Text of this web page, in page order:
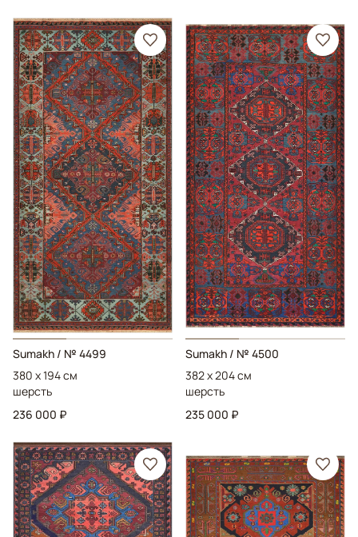
Sumakh / № 4499
380 x 194 см
шерсть
236 000 ₽
Sumakh / № 4500
382 x 204 см
шерсть
235 000 ₽